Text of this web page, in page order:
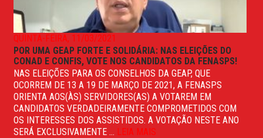
QUINTA-FEIRA, 11/03/2021
POR UMA GEAP FORTE E SOLIDÁRIA: NAS ELEIÇÕES DO
CONAD E CONFIS, VOTE NOS CANDIDATOS DA FENASPS!
NAS ELEIÇÕES PARA OS CONSELHOS DA GEAP, QUE
OCORREM DE 13 A 19 DE MARÇO DE 2021, A FENASPS
ORIENTA AOS(ÀS) SERVIDORES(AS) A VOTAREM EM
CANDIDATOS VERDADEIRAMENTE COMPROMETIDOS COM
OS INTERESSES DOS ASSISTIDOS. A VOTAÇÃO NESTE ANO
SERÁ EXCLUSIVAMENTE ... LEIA MAIS